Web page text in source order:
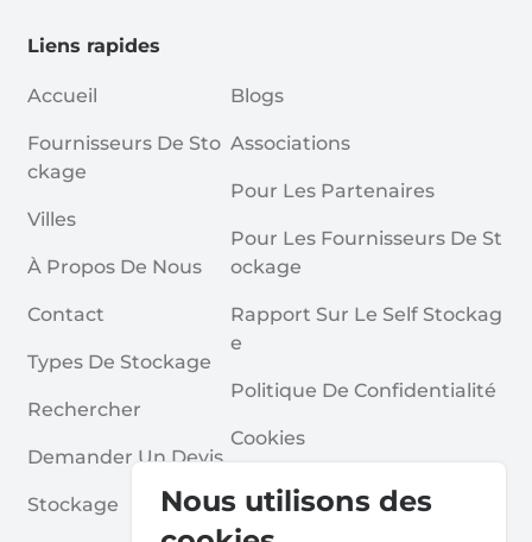
Nous utilisons des
Liens rapides
Accueil
Fournisseurs De Sto
Ckage
Villes
À Propos De Nous
Contact
Types De Stockage
Rechercher
Demander Un Devis
Stockage
Blogs
Associations
Pour Les Partenaires
Pour Les Fournisseurs De St
Ockage
Rapport Sur Le Self Stockag
E
Politique De Confidentialité
Cookies
Conditions Générales
Questions Fréquentes